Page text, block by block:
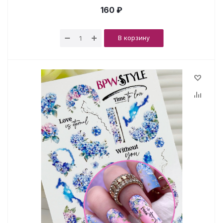
160 ₽
В корзину